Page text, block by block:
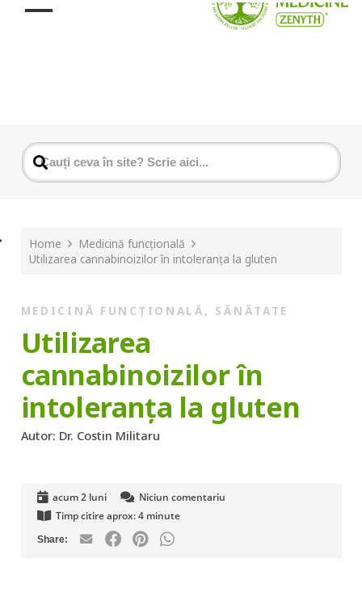
Home
Medicină funcțională
Utilizarea cannabinoizilor în intoleranța la gluten
MEDICINĂ FUNCȚIONALĂ , SĂNĂTATE
Utilizarea
cannabinoizilor în
intoleranța la gluten
Autor: Dr. Costin Militaru
acum 2 luni
Niciun comentariu
Timp citire aprox: 4 minute